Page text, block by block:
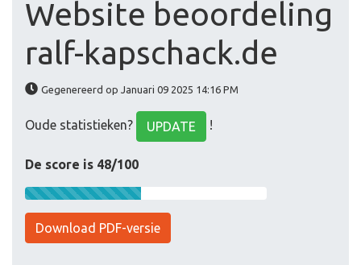
Website beoordeling
ralf-kapschack.de
Gegenereerd op Januari 09 2025 14:16 PM
Oude statistieken? UPDATE !
De score is 48/100
Download PDF-versie